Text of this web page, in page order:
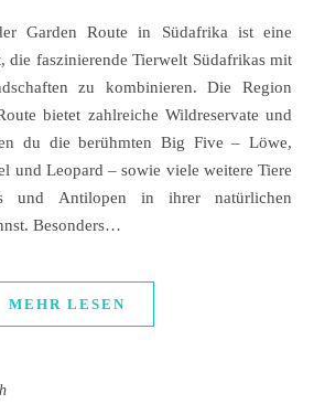
die faszinierende Tierwelt Südafrikas mit
zu kombinieren. Die Region
bietet zahlreiche Wildreservate und
du die berühmten Big Five – Löwe,
und Leopard – sowie viele weitere Tiere
und Antilopen in ihrer natürlichen
Besonders…
MEHR LESEN